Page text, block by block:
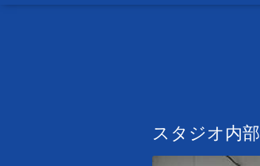
スタジオ内部